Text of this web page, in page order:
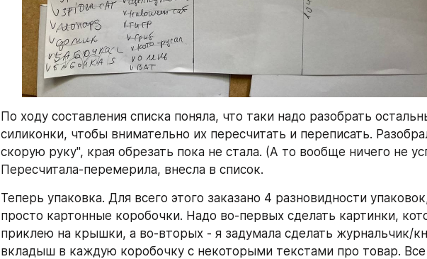
По ходу составления списка поняла, что таки надо разобрать
силиконки, чтобы внимательно их пересчитать и переписать.
скорую руку", края обрезать пока не стала. (А то вообще ничего не
Пересчитала-перемерила, внесла в список.
Теперь упаковка. Для всего этого заказано 4 разновидности
просто картонные коробочки. Надо во-первых сделать картинки,
приклею на крышки, а во-вторых - я задумала сделать журнальчик/
вкладыш в каждую коробочку с некоторыми текстами про товар. Все